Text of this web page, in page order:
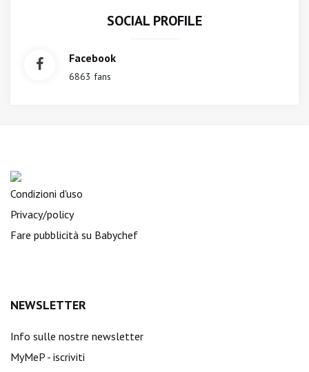
SOCIAL PROFILE
Facebook
6863 fans
Condizioni d'uso
Privacy/policy
Fare pubblicità su Babychef
NEWSLETTER
Info sulle nostre newsletter
MyMeP - iscriviti